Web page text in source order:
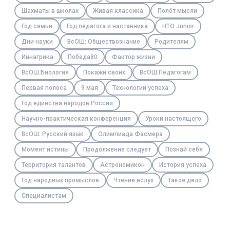
Шахматы в школах Живая классика Полёт мысли
Год семьи Год педагога и наставника НТО Junior
Дни науки ВсОШ: Обществознание Родителям
Иннагрика Победа80 Фактор жизни
ВсОШ.Биология Покажи своих ВсОШ.Педагогам
Первая полоса 9 мая Технологии успеха
Год единства народов России
Научно-практическая конференция Уроки настоящего
ВсОШ: Русский язык Олимпиада Фасмера
Момент истины Продолжение следует Познай себя
Территория талантов Астрономикон История успеха
Год народных промыслов Чтение вслух Такое дело
Специалистам